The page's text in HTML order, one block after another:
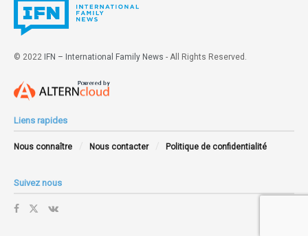
© 2022 IFN – International Family News - All Rights Reserved.
Liens rapides
Nous connaître Nous contacter Politique de confidentialité
Suivez nous